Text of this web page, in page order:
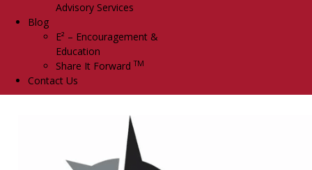
Advisory Services
Blog
E² – Encouragement &
Education
Share It ForwardTM
Contact Us